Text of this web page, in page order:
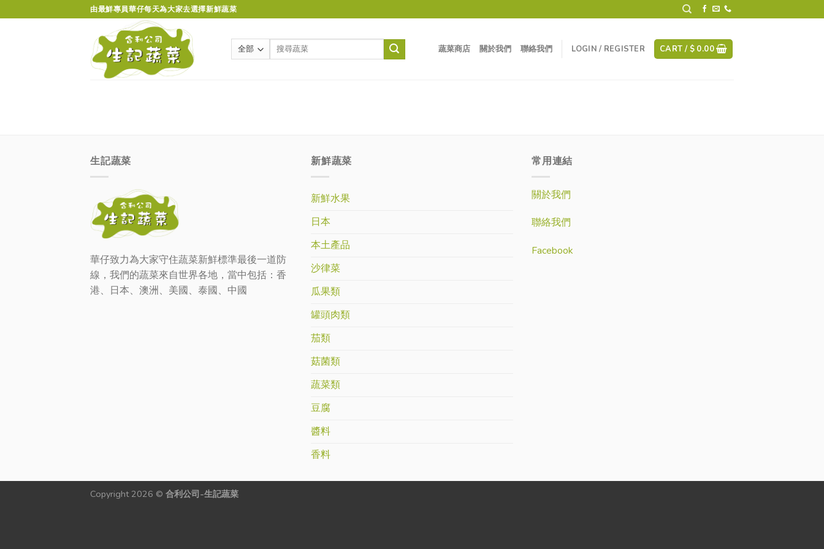
to
由最鮮專員華仔每天為大家去選擇新鮮蔬菜
蔬菜商店 關於我們 聯絡我們 LOGIN / REGISTER CART / $ 0.00
生記蔬菜
華仔致力為大家守住蔬菜新鮮標準最後一道防
線，我們的蔬菜來自世界各地，當中包括：香
港、日本、澳洲、美國、泰國、中國
新鮮蔬菜
新鮮水果
日本
本土產品
沙律菜
瓜果類
罐頭肉類
茄類
菇菌類
蔬菜類
豆腐
醬料
香料
常用連結
關於我們
聯絡我們
Facebook
Copyright 2026 © 合利公司-生記蔬菜